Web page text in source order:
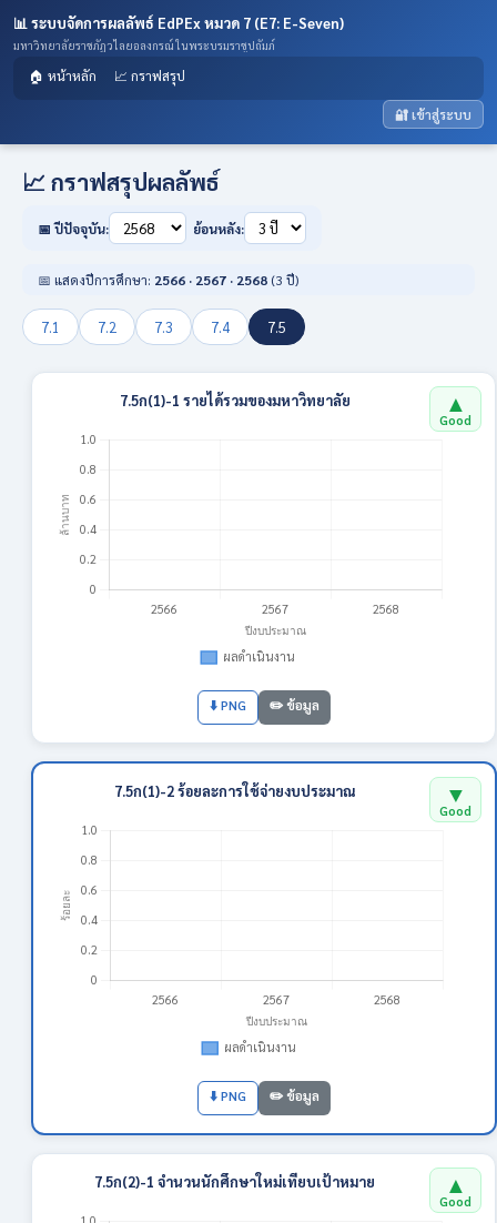
📊 ระบบจัดการผลลัพธ์ EdPEx หมวด 7 (E7: E-Seven)
มหาวิทยาลัยราชภัฏวไลยอลงกรณ์ ในพระบรมราชูปถัมภ์
🏠 หน้าหลัก 📈 กราฟสรุป
🔐 เข้าสู่ระบบ
📈 กราฟสรุปผลลัพธ์
📅 ปีปัจจุบัน: ย้อนหลัง:
📅 แสดงปีการศึกษา: 2566 · 2567 · 2568 (3 ปี)
7.1 7.2 7.3 7.4 7.5
7.5ก(1)-1 รายได้รวมของมหาวิทยาลัย ▲
Good
⬇️ PNG ✏️ ข้อมูล
7.5ก(1)-2 ร้อยละการใช้จ่ายงบประมาณ ▼
Good
⬇️ PNG ✏️ ข้อมูล
7.5ก(2)-1 จำนวนนักศึกษาใหม่เทียบเป้าหมาย ▲
Good